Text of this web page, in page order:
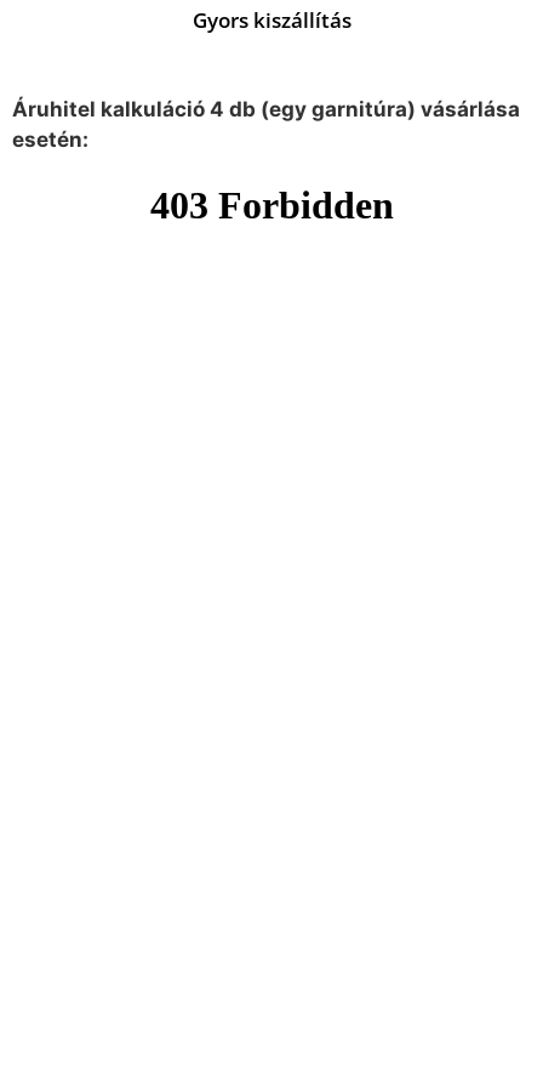
Gyors kiszállítás
Áruhitel kalkuláció 4 db (egy garnitúra) vásárlása
esetén: